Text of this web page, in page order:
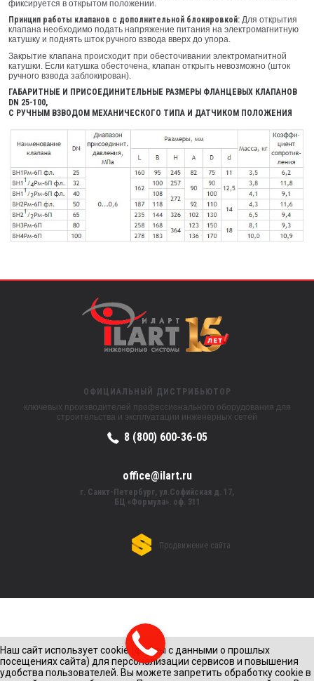
фиксируется в открытом положении.
Принцип работы клапанов с дополнительной блокировкой: Для открытия
клапана необходимо подать напряжение питания на электромагнитную
катушку и поднять шток ручного взвода вверх до упора.
Закрытие клапана происходит при обесточивании электромагнитной
катушки. Если катушка обесточена, клапан открыть невозможно (шток
ручного взвода заблокирован).
ГАБАРИТНЫЕ И ПРИСОЕДИНИТЕЛЬНЫЕ РАЗМЕРЫ ФЛАНЦЕВЫХ КЛАПАНОВ
DN 25-100,
С РУЧНЫМ ВЗВОДОМ МЕХАНИЧЕСКОГО ТИПА И ДАТЧИКОМ ПОЛОЖЕНИЯ
ОФИЦИАЛЬНЫЙ ДИСТРИБЬЮТОР
ключевых производителей профессионального оборудования для
строительства и эксплуатации инженерных сетей
8 (800) 600-36-05
office@ilart.ru
г. Санкт-Петербург, ул.Софийская д. 17,
БЦ «Формула». оф. 311
Продвижение сайта
Наш сайт использует cookie (файлы с данными о прошлых
посещениях сайта) для персонализации сервисов и повышения
удобства пользователей. Вы можете запретить обработку cookie в